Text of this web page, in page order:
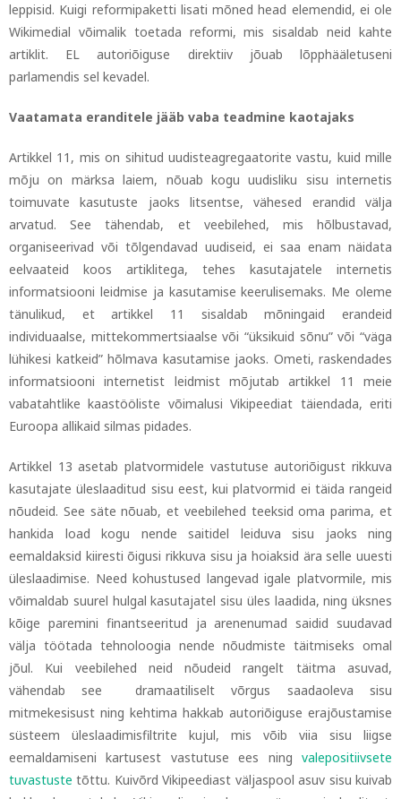
leppisid. Kuigi reformipaketti lisati mõned head elemendid, ei ole
Wikimedial võimalik toetada reformi, mis sisaldab neid kahte
artiklit. EL autoriõiguse direktiiv jõuab lõpphääletuseni
parlamendis sel kevadel.
Vaatamata eranditele jääb vaba teadmine kaotajaks
Artikkel 11, mis on sihitud uudisteagregaatorite vastu, kuid mille
mõju on märksa laiem, nõuab kogu uudisliku sisu internetis
toimuvate kasutuste jaoks litsentse, vähesed erandid välja
arvatud. See tähendab, et veebilehed, mis hõlbustavad,
organiseerivad või tõlgendavad uudiseid, ei saa enam näidata
eelvaateid koos artiklitega, tehes kasutajatele internetis
informatsiooni leidmise ja kasutamise keerulisemaks. Me oleme
tänulikud, et artikkel 11 sisaldab mõningaid erandeid
individuaalse, mittekommertsiaalse või “üksikuid sõnu” või “väga
lühikesi katkeid” hõlmava kasutamise jaoks. Ometi, raskendades
informatsiooni internetist leidmist mõjutab artikkel 11 meie
vabatahtlike kaastööliste võimalusi Vikipeediat täiendada, eriti
Euroopa allikaid silmas pidades.
Artikkel 13 asetab platvormidele vastutuse autoriõigust rikkuva
kasutajate üleslaaditud sisu eest, kui platvormid ei täida rangeid
nõudeid. See säte nõuab, et veebilehed teeksid oma parima, et
hankida load kogu nende saitidel leiduva sisu jaoks ning
eemaldaksid kiiresti õigusi rikkuva sisu ja hoiaksid ära selle uuesti
üleslaadimise. Need kohustused langevad igale platvormile, mis
võimaldab suurel hulgal kasutajatel sisu üles laadida, ning üksnes
kõige paremini finantseeritud ja arenenumad saidid suudavad
välja töötada tehnoloogia nende nõudmiste täitmiseks omal
jõul. Kui veebilehed neid nõudeid rangelt täitma asuvad,
vähendab see dramaatiliselt võrgus saadaoleva sisu
mitmekesisust ning kehtima hakkab autoriõiguse erajõustamise
süsteem üleslaadimisfiltrite kujul, mis võib viia sisu liigse
eemaldamiseni kartusest vastutuse ees ning valepositiivsete
tuvastuste tõttu. Kuivõrd Vikipeediast väljaspool asuv sisu kuivab